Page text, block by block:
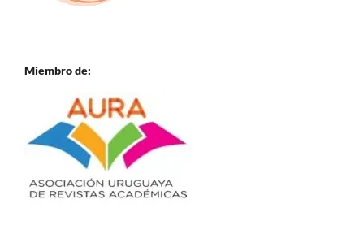
Miembro de: